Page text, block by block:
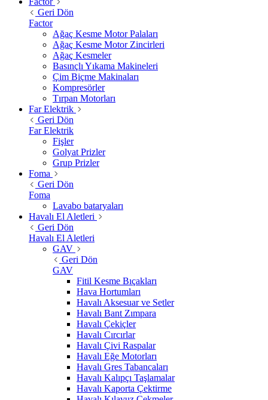
Geri Dön
Factor
Ağaç Kesme Motor Palaları
Ağaç Kesme Motor Zincirleri
Ağaç Kesmeler
Basınçlı Yıkama Makineleri
Çim Biçme Makinaları
Kompresörler
Tırpan Motorları
Far Elektrik
Geri Dön
Far Elektrik
Fişler
Golyat Prizler
Grup Prizler
Foma
Geri Dön
Foma
Lavabo bataryaları
Havalı El Aletleri
Geri Dön
Havalı El Aletleri
GAV
Geri Dön
GAV
Fitil Kesme Bıçakları
Hava Hortumları
Havalı Aksesuar ve Setler
Havalı Bant Zımpara
Havalı Çekiçler
Havalı Cırcırlar
Havalı Çivi Raspalar
Havalı Eğe Motorları
Havalı Gres Tabancaları
Havalı Kalıpçı Taşlamalar
Havalı Kaporta Çektirme